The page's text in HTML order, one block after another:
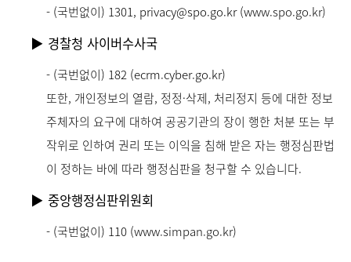
- (국번없이) 1301, privacy@spo.go.kr (www.spo.go.kr)
▶ 경찰청 사이버수사국
- (국번없이) 182 (ecrm.cyber.go.kr)
또한, 개인정보의 열람, 정정·삭제, 처리정지 등에 대한 정보
주체자의 요구에 대하여 공공기관의 장이 행한 처분 또는 부
작위로 인하여 권리 또는 이익을 침해 받은 자는 행정심판법
이 정하는 바에 따라 행정심판을 청구할 수 있습니다.
▶ 중앙행정심판위원회
- (국번없이) 110 (www.simpan.go.kr)